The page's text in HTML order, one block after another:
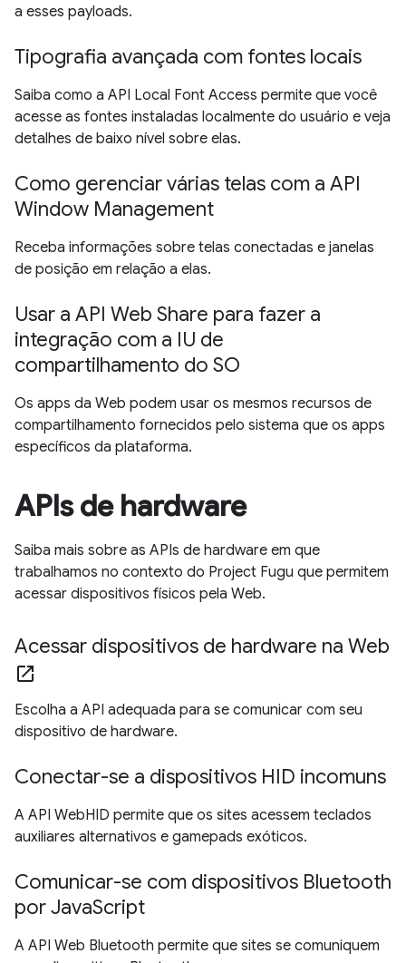
a esses payloads.
Tipografia avançada com fontes locais
Saiba como a API Local Font Access permite que você
acesse as fontes instaladas localmente do usuário e veja
detalhes de baixo nível sobre elas.
Como gerenciar várias telas com a API
Window Management
Receba informações sobre telas conectadas e janelas
de posição em relação a elas.
Usar a API Web Share para fazer a
integração com a IU de
compartilhamento do SO
Os apps da Web podem usar os mesmos recursos de
compartilhamento fornecidos pelo sistema que os apps
específicos da plataforma.
APIs de hardware
Saiba mais sobre as APIs de hardware em que
trabalhamos no contexto do Project Fugu que permitem
acessar dispositivos físicos pela Web.
Acessar dispositivos de hardware na Web
open_in_new
Escolha a API adequada para se comunicar com seu
dispositivo de hardware.
Conectar-se a dispositivos HID incomuns
A API WebHID permite que os sites acessem teclados
auxiliares alternativos e gamepads exóticos.
Comunicar-se com dispositivos Bluetooth
por JavaScript
A API Web Bluetooth permite que sites se comuniquem